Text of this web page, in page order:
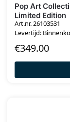
Pop Art
Limited Edition
Art.nr. 26103531
Levertijd:
€349.00